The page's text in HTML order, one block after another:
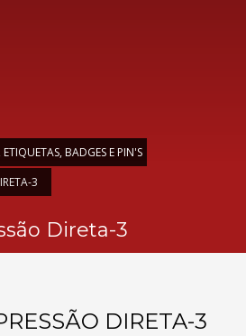
BADGES E PIN'S
3
Direta-3
DIRETA-3